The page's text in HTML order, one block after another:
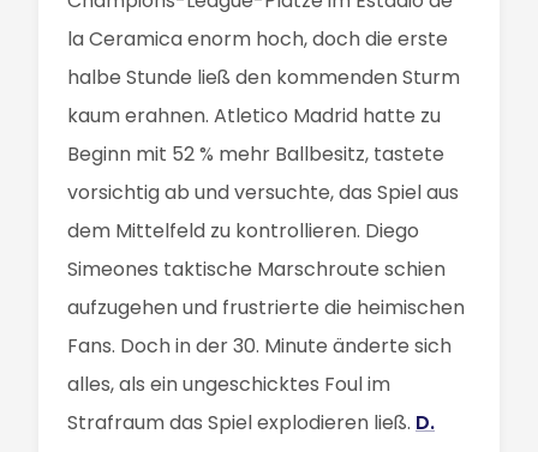
la Ceramica enorm hoch, doch die erste
halbe Stunde ließ den kommenden Sturm
kaum erahnen. Atletico Madrid hatte zu
Beginn mit 52 % mehr Ballbesitz, tastete
vorsichtig ab und versuchte, das Spiel aus
dem Mittelfeld zu kontrollieren. Diego
Simeones taktische Marschroute schien
aufzugehen und frustrierte die heimischen
Fans. Doch in der 30. Minute änderte sich
alles, als ein ungeschicktes Foul im
Strafraum das Spiel explodieren ließ. D.